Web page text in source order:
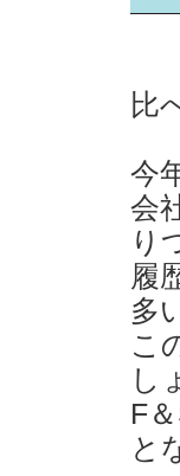
比
今
会
り
履
多
こ
し
F
と